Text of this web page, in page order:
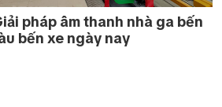
pháp âm thanh nhà ga bến
bến xe ngày nay